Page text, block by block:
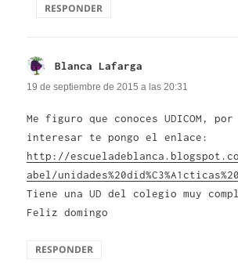
RESPONDER
Blanca Lafarga
19 de septiembre de 2015 a las 20:31
Me figuro que conoces UDICOM,
interesar te pongo el enlace:
http://
abel/
Tiene una UD del colegio muy
Feliz domingo
RESPONDER